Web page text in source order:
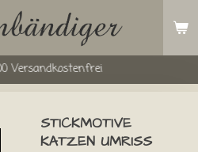
Versandkostenfrei
STICKMOTIVE
KATZEN UMRISS